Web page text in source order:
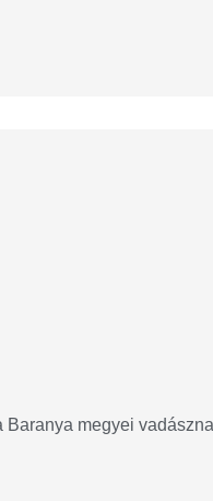
Baranya megyei